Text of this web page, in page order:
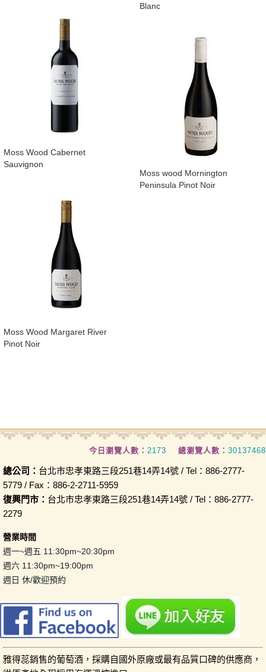
Blanc
Moss Wood Cabernet
Sauvignon
Moss wood Mornington
Peninsula Pinot Noir
Moss Wood Margaret River
Pinot Noir
今日瀏覽人數： 2173 總瀏覽人數： 30137468
總公司： 台北市忠孝東路三段251巷14弄14號 / Tel：886-2777-
5779 / Fax：886-2-2711-5959
復興門市： 台北市忠孝東路三段251巷14弄14號 / Tel：886-2777-
2279
營業時間
週一~週五 11:30pm~20:30pm
週六 11:30pm~19:00pm
週日 休/歡迎預約
雅得蕊銷售的葡萄酒，採購自國外原廠或最有品質口碑的供應商，